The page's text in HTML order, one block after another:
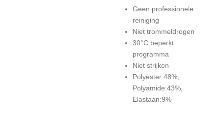
Geen professionele
reiniging
Niet trommeldrogen
30°C beperkt
programma
Niet strijken
Polyester:48%,
Polyamide:43%,
Elastaan:9%